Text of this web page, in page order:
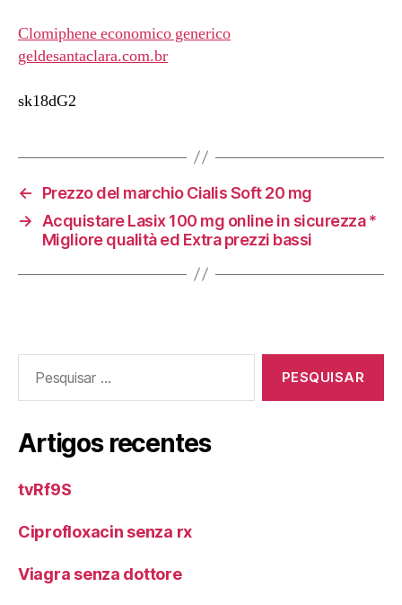
Clomiphene economico generico
geldesantaclara.com.br
sk18dG2
←
Prezzo del marchio Cialis Soft 20 mg
→
Acquistare Lasix 100 mg online in sicurezza *
Migliore qualità ed Extra prezzi bassi
por:
Artigos recentes
tvRf9S
Ciprofloxacin senza rx
Viagra senza dottore